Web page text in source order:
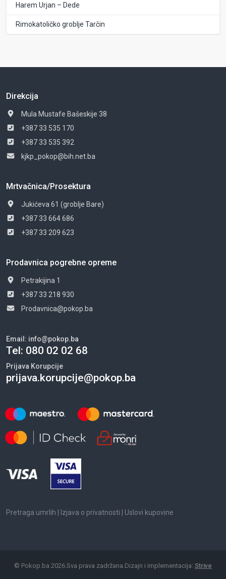
Harem Urjan – Dede
Rimokatoličko groblje Tarčin
Direkcija
Mula Mustafe Bašeskije 38
+387 33 535 170
+387 33 535 392
kjkp_pokop@bih.net.ba
Mrtvačnica/Prosektura
Jukićeva 61 (groblje Bare)
+387 33 664 686
+387 33 209 623
Prodavnica pogrebne opreme
Petrakijina 1
+387 33 218 930
Prodavnica@pokop.ba
Email: info@pokop.ba
Tel: 080 02 02 68
Prijava Korupcije
prijava.korupcije@pokop.ba
Pretraga umrlih Izjava o privatnosti Uslovi kupovine
© Pokop.ba 2026.Sva prava zadržana.Dizajn i implementacija: Strive